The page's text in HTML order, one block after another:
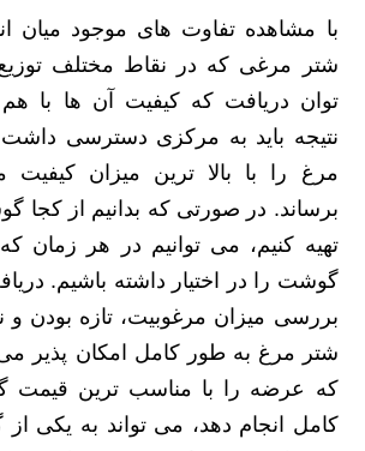
با مشاهده تفاوت های موجود میان
شتر مرغی که در نقاط مختلف
توان دریافت که کیفیت آن ها با هم
نتیجه باید به مرکزی دسترسی
مرغ را با بالا ترین میزان
برساند. در صورتی که بدانیم از کجا
تهیه کنیم، می توانیم در هر زمان
گوشت را در اختیار داشته باشیم.
بررسی میزان مرغوبیت، تازه بودن
شتر مرغ به طور کامل امکان پذیر
که عرضه را با مناسب ترین
کامل انجام دهد، می تواند به یکی از